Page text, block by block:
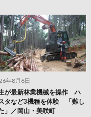
年8月6日
が最新林業機械を操作 ハ
タなど3機種を体験 「難し
」／岡山・美咲町